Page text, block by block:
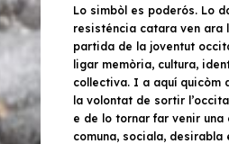
Lo simbòl es poderós. Lo
resisténcia catara ven ara
partida de la joventut
ligar memòria, cultura,
collectiva. I a aquí quicòm
la volontat de sortir
e de lo tornar far venir una
comuna, sociala, desirabla